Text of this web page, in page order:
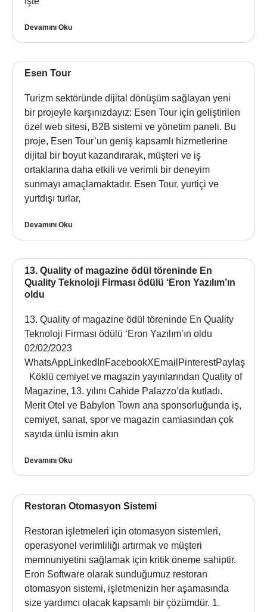
Devamını Oku
Esen Tour
Turizm sektöründe dijital dönüşüm sağlayan yeni
bir projeyle karşınızdayız: Esen Tour için geliştirilen
özel web sitesi, B2B sistemi ve yönetim paneli. Bu
proje, Esen Tour’un geniş kapsamlı hizmetlerine
dijital bir boyut kazandırarak, müşteri ve iş
ortaklarına daha etkili ve verimli bir deneyim
sunmayı amaçlamaktadır. Esen Tour, yurtiçi ve
yurtdışı turlar,
Devamını Oku
13. Quality of magazine ödül töreninde En
Quality Teknoloji Firması ödülü ‘Eron Yazılım’ın
oldu
13. Quality of magazine ödül töreninde En Quality
Teknoloji Firması ödülü ‘Eron Yazılım’ın oldu
02/02/2023
WhatsAppLinkedInFacebookXEmailPinterestPaylaş
Köklü cemiyet ve magazin yayınlarından Quality of
Magazine, 13. yılını Cahide Palazzo’da kutladı.
Merit Otel ve Babylon Town ana sponsorluğunda iş,
cemiyet, sanat, spor ve magazin camiasından çok
sayıda ünlü ismin akın
Devamını Oku
Restoran Otomasyon Sistemi
Restoran işletmeleri için otomasyon sistemleri,
operasyonel verimliliği artırmak ve müşteri
memnuniyetini sağlamak için kritik öneme sahiptir.
Eron Software olarak sunduğumuz restoran
otomasyon sistemi, işletmenizin her aşamasında
size yardımcı olacak kapsamlı bir çözümdür. 1.